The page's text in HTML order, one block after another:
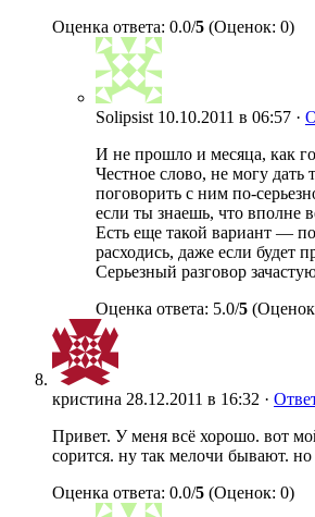
Оценка ответа: 0.0/5 (Оценок: 0)
Solipsist 10.10.2011 в 06:57 ·
И не прошло и месяца, как
Честное слово, не могу
поговорить с ним по-
если ты знаешь, что вполне
Есть еще такой вариант —
расходись, даже если будет
Серьезный разговор
Оценка ответа: 5.0/5
кристина 28.12.2011 в 16:32 ·
Привет. У меня всё хорошо. вот
сорится. ну так мелочи бывают.
Оценка ответа: 0.0/5 (Оценок: 0)